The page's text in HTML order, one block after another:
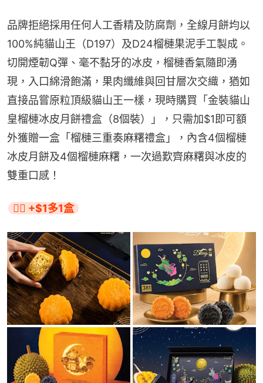
品牌拒絕採用任何人工香精及防腐劑，全線月餅均以
100%純貓山王（D197）及D24榴槤果泥手工製成。
切開煙韌Q彈、毫不黏牙的冰皮，榴槤香氣隨即湧
現，入口綿滑飽滿，果肉纖維與回甘層次交織，猶如
直接品嘗原粒頂級貓山王一樣，現時購買「金裝貓山
皇榴槤冰皮月餅禮盒（8個裝）」，只需加$1即可額
外獲贈一盒「榴槤三重奏麻糬禮盒」，內含4個榴槤
冰皮月餅及4個榴槤麻糬，一次過歎齊麻糬與冰皮的
雙重口感！
👉🏻 +$1多1盒